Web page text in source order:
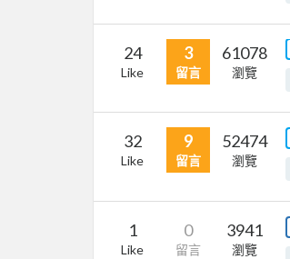
24
Like
3
留言
61078
瀏覽
32
Like
9
留言
52474
瀏覽
1
Like
0
留言
3941
瀏覽